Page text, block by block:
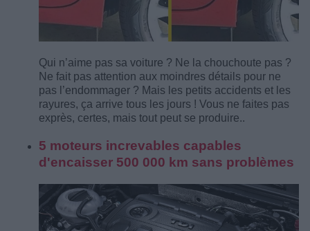
Qui n’aime pas sa voiture ? Ne la chouchoute pas ?
Ne fait pas attention aux moindres détails pour ne
pas l’endommager ? Mais les petits accidents et les
rayures, ça arrive tous les jours ! Vous ne faites pas
exprès, certes, mais tout peut se produire..
5 moteurs increvables capables
d'encaisser 500 000 km sans problèmes